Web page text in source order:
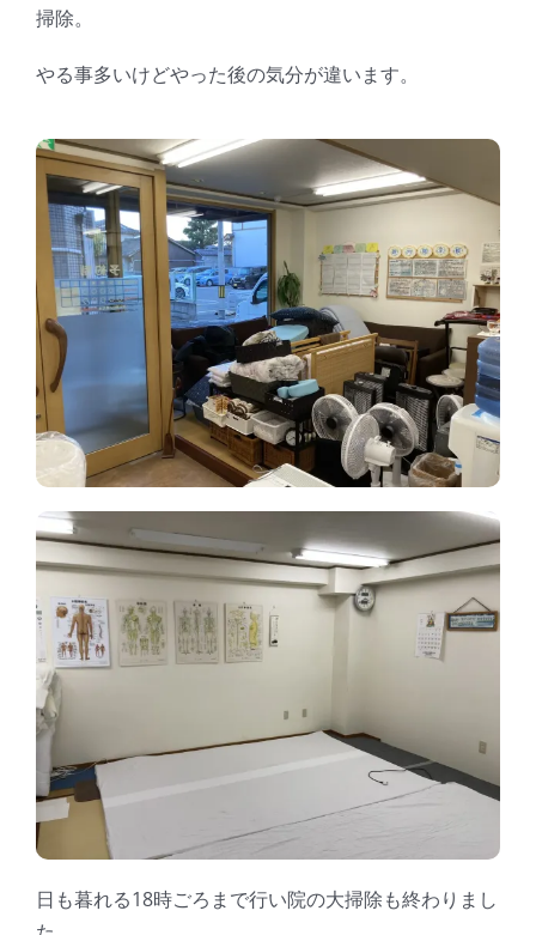
掃除。
やる事多いけどやった後の気分が違います。
日も暮れる18時ごろまで行い院の大掃除も終わりまし